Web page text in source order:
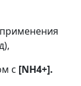
с [NH4+].